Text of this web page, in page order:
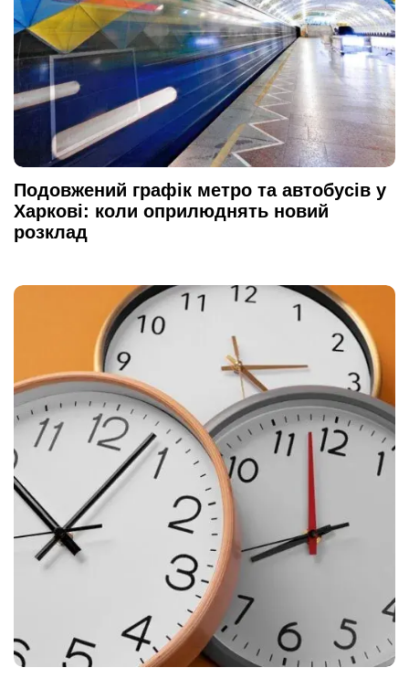
Подовжений графік метро та автобусів у
Харкові: коли оприлюднять новий
розклад